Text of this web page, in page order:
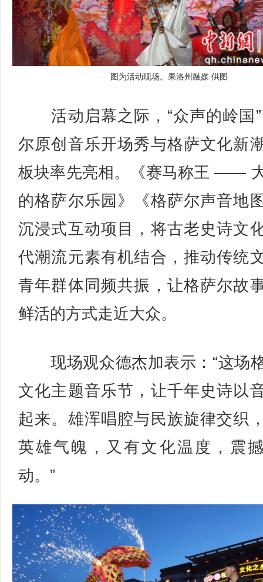
图为活动现场。果洛州融媒 供图
活动启幕之际，“众声的岭国”
尔原创音乐开场秀与格萨文化新
板块率先亮相。《赛马称王 ——
的格萨尔乐园》《格萨尔声音地
沉浸式互动项目，将古老史诗文
代潮流元素有机结合，推动传统
青年群体同频共振，让格萨尔故
鲜活的方式走近大众。
现场观众德杰加表示：“这场
文化主题音乐节，让千年史诗以
起来。雄浑唱腔与民族旋律交织
英雄气魄，又有文化温度，震
动。”